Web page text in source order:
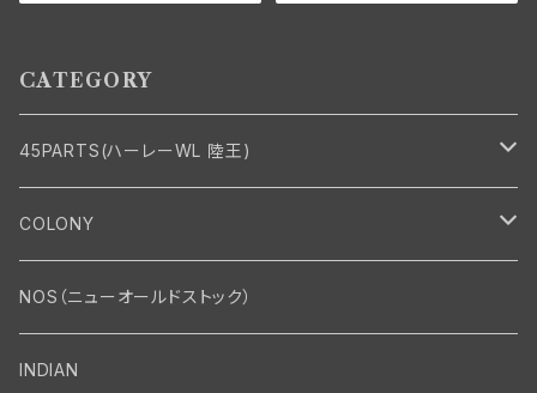
CATEGORY
45PARTS(ハーレーWL 陸王)
エンジン
エンジン・シリンダーヘッド
バルブ・タペット関係
マフラー・インテーク・キャブレター
マフラー関係
エレクトリカル
COLONY
Bolt・Nut
Nut
Front End・Rear End
NOS（ニューオールドストック）
INDIAN